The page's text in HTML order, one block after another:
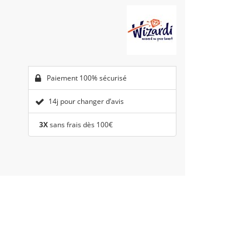
Paiement 100% sécurisé
14j pour changer d’avis
3Xsans frais dès 100€